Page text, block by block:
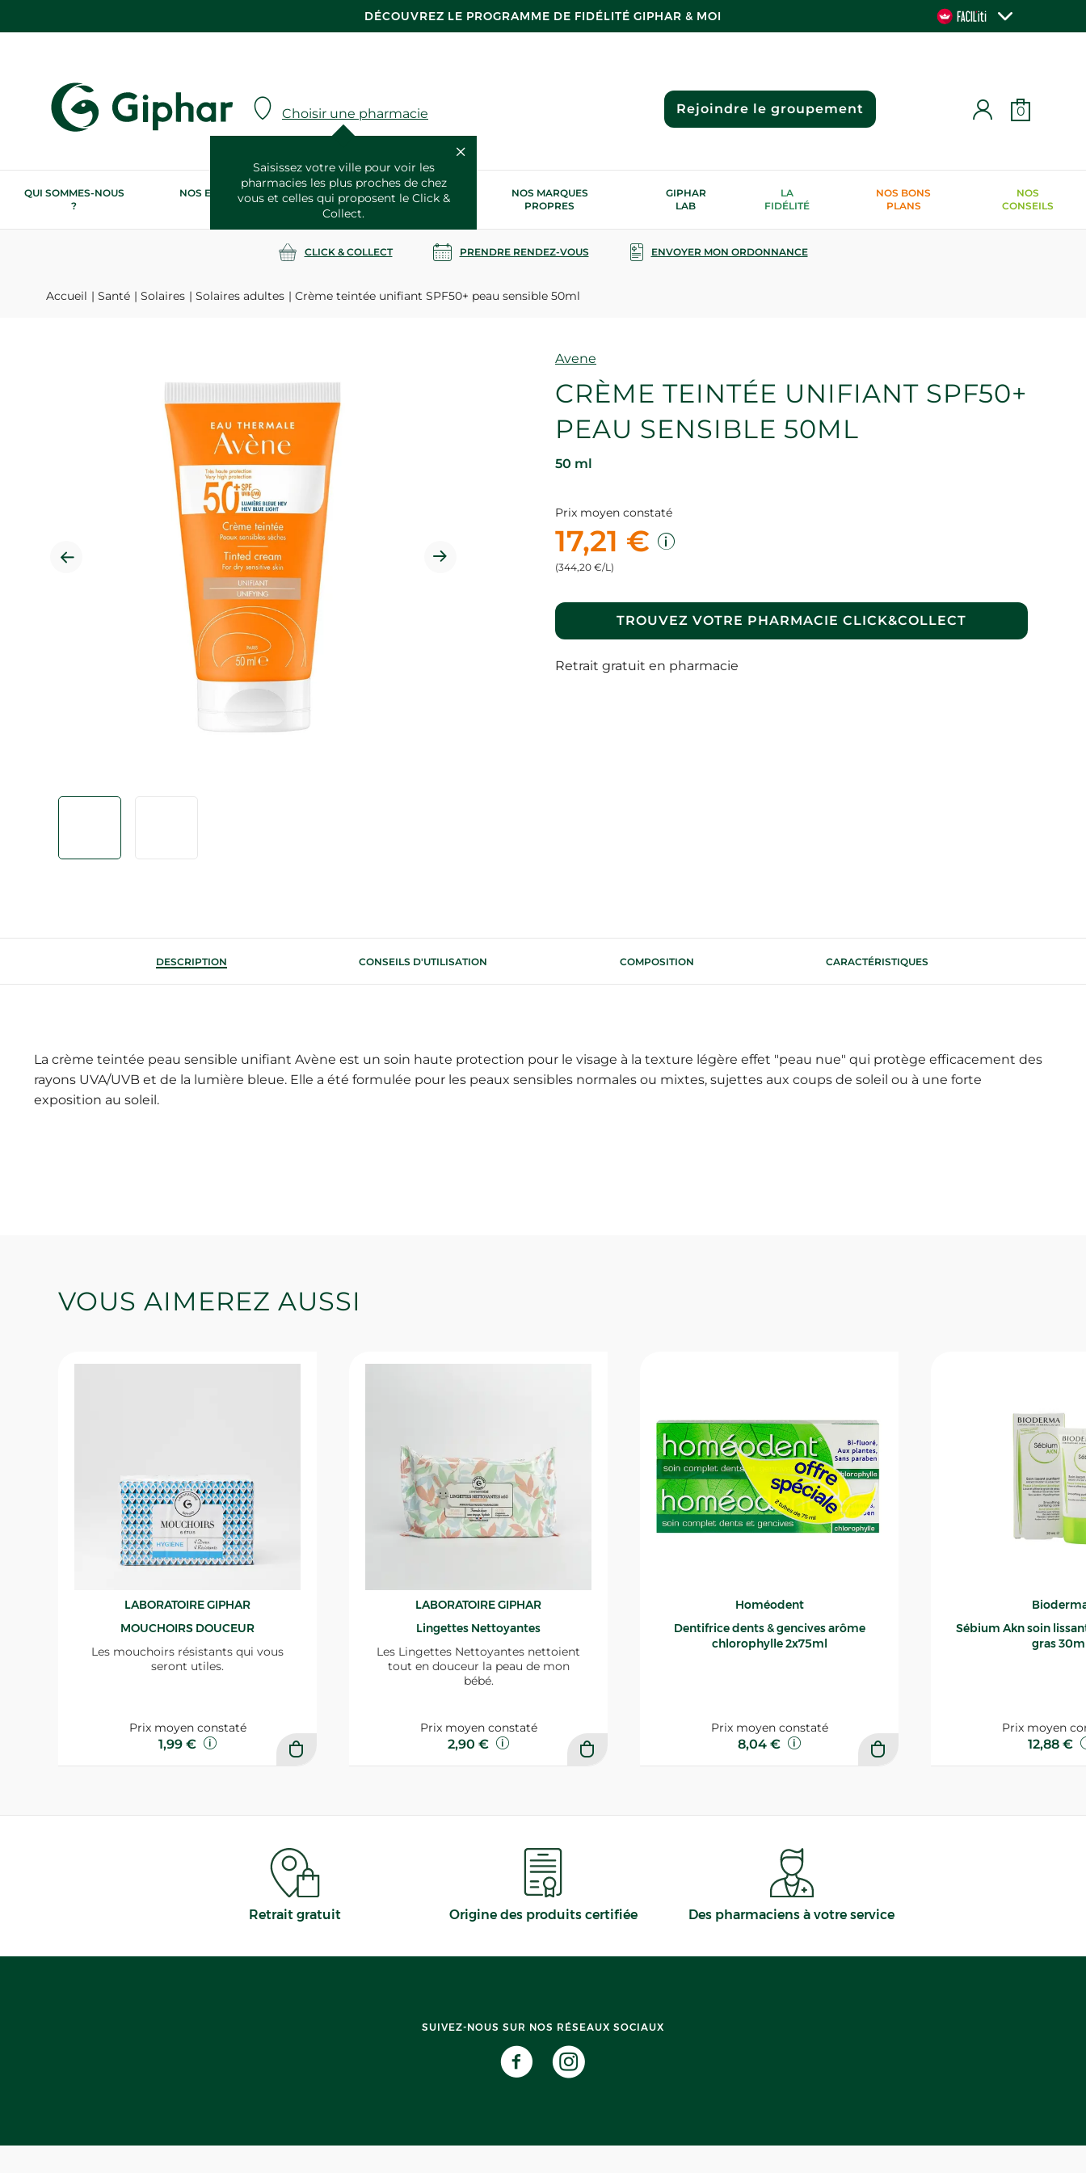
DÉCOUVREZ LE PROGRAMME DE FIDÉLITÉ GIPHAR & MOI
Choisir une pharmacie
Saisissez votre ville pour voir les
pharmacies les plus proches de chez
vous et celles qui proposent le Click &
Collect.
Rejoindre le groupement 0
QUI SOMMES-NOUS
?
NOS ENGAGEMENTS
RSE
NOS SERVICES
SANTÉ
NOS MARQUES
PROPRES
GIPHAR
LAB
LA
FIDÉLITÉ
NOS BONS
PLANS
NOS
CONSEILS
CLICK & COLLECT PRENDRE RENDEZ-VOUS ENVOYER MON ORDONNANCE
Accueil Santé Solaires Solaires adultes Crème teintée unifiant SPF50+ peau sensible 50ml
Marque
Avene
CRÈME TEINTÉE UNIFIANT SPF50+
PEAU SENSIBLE 50ML
50 ml
Prix moyen constaté
17,21 €
(344,20 €/L)
TROUVEZ VOTRE PHARMACIE CLICK&COLLECT
Retrait gratuit en pharmacie
DESCRIPTION CONSEILS D'UTILISATION COMPOSITION CARACTÉRISTIQUES
La crème teintée peau sensible unifiant Avène est un soin haute protection pour le visage à la texture légère effet "peau nue" qui protège efficacement des
rayons UVA/UVB et de la lumière bleue. Elle a été formulée pour les peaux sensibles normales ou mixtes, sujettes aux coups de soleil ou à une forte
exposition au soleil.
VOUS AIMEREZ AUSSI
LABORATOIRE GIPHAR
MOUCHOIRS DOUCEUR
Les mouchoirs résistants qui vous
seront utiles.
Prix moyen constaté
1,99 €
LABORATOIRE GIPHAR
Lingettes Nettoyantes
Les Lingettes Nettoyantes nettoient
tout en douceur la peau de mon
bébé.
Prix moyen constaté
2,90 €
Homéodent
Dentifrice dents & gencives arôme
chlorophylle 2x75ml
Prix moyen constaté
8,04 €
Sébium Akn soin lissant
gras
Prix moyen
12,88 €
Retrait gratuit Origine des produits certifiée Des pharmaciens à votre service
SUIVEZ-NOUS SUR NOS RÉSEAUX SOCIAUX